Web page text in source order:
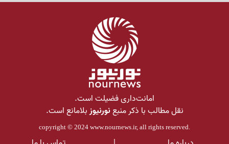
امانت‌داری فضیلت است.
نقل مطالب با ذکر منبعنورنیوزبلامانع است.
copyright © 2024 www.nournews.ir, all rights reserved.